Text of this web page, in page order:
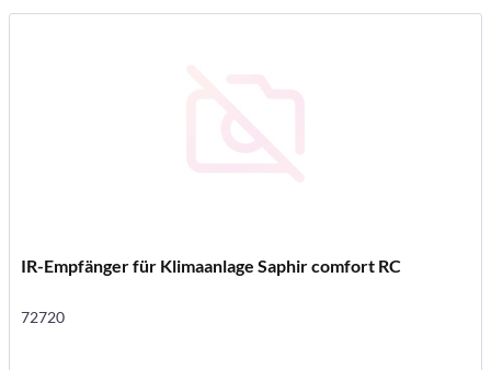
IR-Empfänger für Klimaanlage Saphir comfort RC
72720